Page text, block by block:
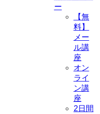
ー
【無
料】
メー
ル講
座
オン
ライ
ン講
座
2日間